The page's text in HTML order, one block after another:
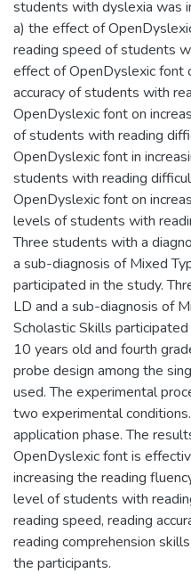
students with dyslexia was
a) the effect of
reading speed of students
effect of OpenDyslexic font
accuracy of students with
OpenDyslexic font on
of students with reading
OpenDyslexic font in
students with reading
OpenDyslexic font on
levels of students with
Three students with a
a sub-diagnosis of Mixed
participated in the study.
LD and a sub-diagnosis of
Scholastic Skills
10 years old and fourth
probe design among the
used. The experimental
two experimental
application phase. The
OpenDyslexic font is
increasing the reading
level of students with
reading speed, reading
reading comprehension
the participants.